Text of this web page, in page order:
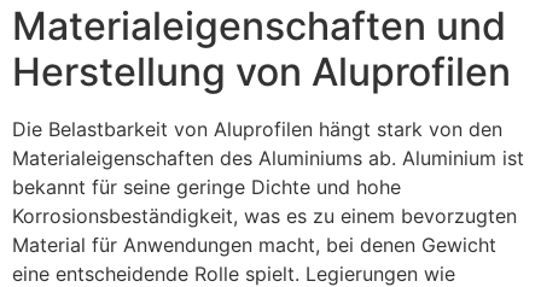
Materialeigenschaften und
Herstellung von Aluprofilen
Die Belastbarkeit von Aluprofilen hängt stark von den
Materialeigenschaften des Aluminiums ab. Aluminium ist
bekannt für seine geringe Dichte und hohe
Korrosionsbeständigkeit, was es zu einem bevorzugten
Material für Anwendungen macht, bei denen Gewicht
eine entscheidende Rolle spielt. Legierungen wie